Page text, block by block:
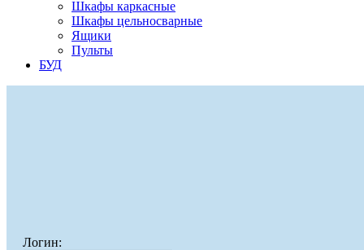
Шкафы каркасные
Шкафы цельносварные
Ящики
Пульты
БУД
Логин: